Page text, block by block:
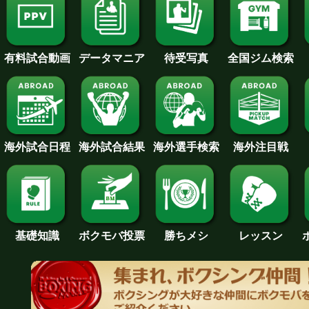
有料試合動画 データマニア 待受写真 全国ジム検索
海外試合日程 海外試合結果 海外選手検索 海外注目戦
基礎知識 ボクモバ投票 勝ちメシ レッスン